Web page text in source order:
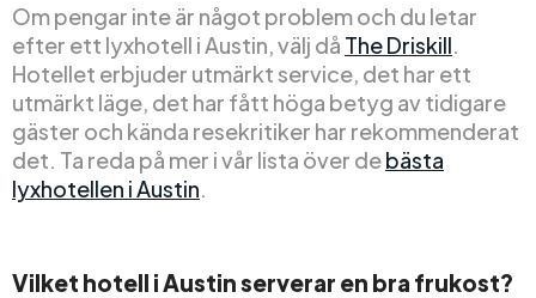
Om pengar inte är något problem och du letar
efter ett lyxhotell i Austin, välj då The Driskill.
Hotellet erbjuder utmärkt service, det har ett
utmärkt läge, det har fått höga betyg av tidigare
gäster och kända resekritiker har rekommenderat
det. Ta reda på mer i vår lista över debästa
lyxhotellen i Austin.
Vilket hotell i Austin serverar en bra frukost?